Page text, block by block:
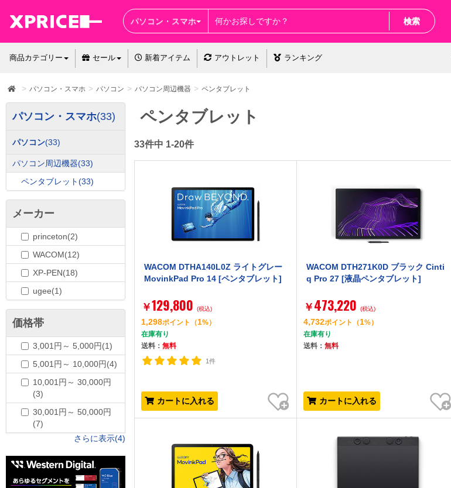
パソコン・スマホ 検索
商品カテゴリー セール 新着アイテム アウトレット ランキング
ペンタブレット
33件中 1-20件
WACOM DTHA140L0Z ライトグレー
MovinkPad Pro 14 [ペンタブレット]
￥129,800 (税込)
1,298ポイント （1%）
在庫有り
送料：無料
1件
カートに入れる
お気に入り
WACOM DTH271K0D ブラック Cinti
q Pro 27 [液晶ペンタブレット]
￥ 473,220 (税込)
4,732ポイント （1%）
在庫有り
送料： 無料
カートに入れる
お気に入り
パソコン・スマホ(33)
パソコン(33)
パソコン周辺機器(33)
ペンタブレット(33)
メーカー
princeton(2)
WACOM(12)
XP-PEN(18)
ugee(1)
価格帯
3,001円～ 5,000円(1)
5,001円～ 10,000円(4)
10,001円～ 30,000円
(3)
30,001円～ 50,000円
(7)
さらに表示(4)
パソコン・スマホ パソコン パソコン周辺機器 ペンタブレット